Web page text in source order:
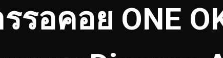
รอคอย ONE